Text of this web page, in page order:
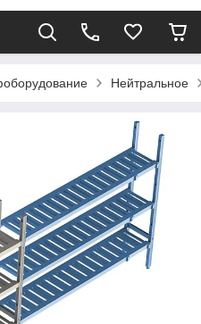
Нейтральное